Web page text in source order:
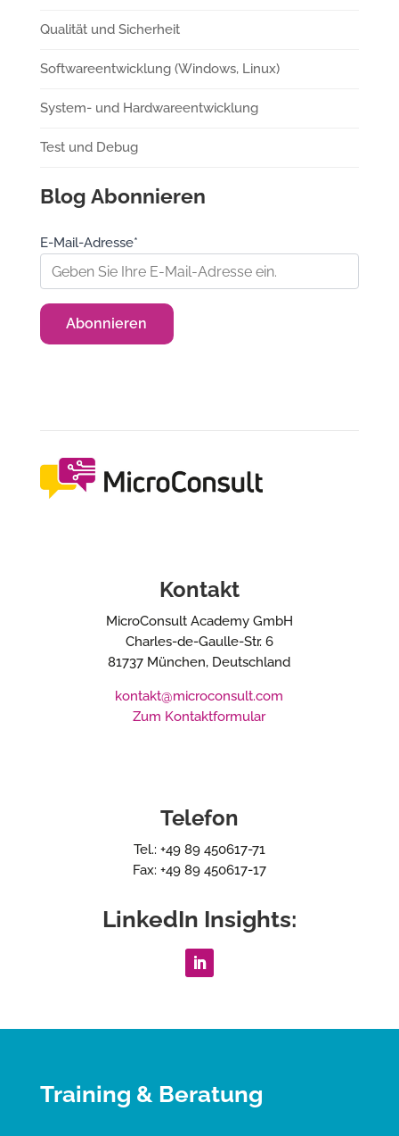
Qualität und Sicherheit
Softwareentwicklung (Windows, Linux)
System- und Hardwareentwicklung
Test und Debug
Blog Abonnieren
E-Mail-Adresse*
Kontakt
MicroConsult Academy GmbH
Charles-de-Gaulle-Str. 6
81737 München, Deutschland
kontakt@microconsult.com
Zum Kontaktformular
Telefon
Tel.: +49 89 450617-71
Fax: +49 89 450617-17
LinkedIn Insights:
Training & Beratung